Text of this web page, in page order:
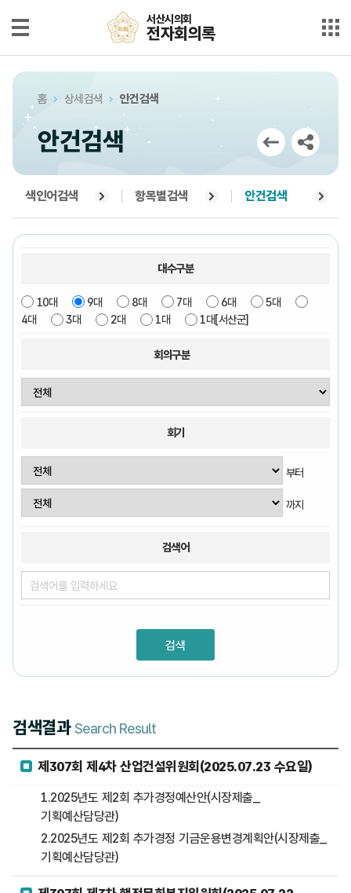
서산시의회
전자회의록
최근회의록
단순검색
상세검색
부록검색
의안정보
서산시의회
전자회의록
홈 상세검색 안건검색
안건검색
색인어검색 항목별검색 안건검색
대수구분
10대 9대 8대 7대 6대
5대
4대
3대 2대 1대 1대[서산군]
회의구분
회기
부터
까지
검색어
검색결과 Search Result
제307회 제4차 산업건설위원회(2025.07.23 수요일)
1.2025년도 제2회 추가경정예산안(시장제출_
기획예산담당관)
2.2025년도 제2회 추가경정 기금운용변경계획안(시장제출_
기획예산담당관)